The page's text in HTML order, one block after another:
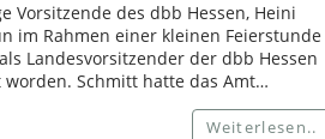
Vorsitzende des dbb Hessen, Heini
im Rahmen einer kleinen Feierstunde
Landesvorsitzender der dbb Hessen
worden. Schmitt hatte das Amt…
Weiterlesen..